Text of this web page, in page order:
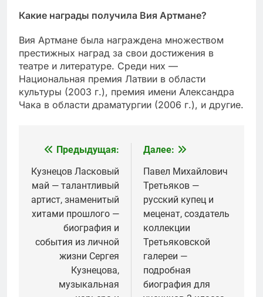
Какие награды получила Вия Артмане?
Вия Артмане была награждена множеством
престижных наград за свои достижения в
театре и литературе. Среди них —
Национальная премия Латвии в области
культуры (2003 г.), премия имени Александра
Чака в области драматургии (2006 г.), и другие.
Навигация
по
записям
Предыдущая:
Кузнецов Ласковый
май — талантливый
артист, знаменитый
хитами прошлого —
биография и
события из личной
жизни Сергея
Кузнецова,
музыкальная
Далее:
Павел Михайлович
Третьяков —
русский купец и
меценат, создатель
коллекции
Третьяковской
галереи —
подробная
биография для